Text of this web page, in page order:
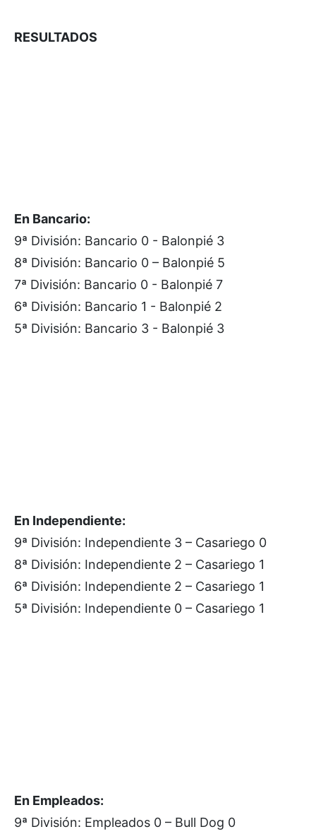
RESULTADOS
En Bancario:
9ª División: Bancario 0 - Balonpié 3
8ª División: Bancario 0 – Balonpié 5
7ª División: Bancario 0 - Balonpié 7
6ª División: Bancario 1 - Balonpié 2
5ª División: Bancario 3 - Balonpié 3
En Independiente:
9ª División: Independiente 3 – Casariego 0
8ª División: Independiente 2 – Casariego 1
6ª División: Independiente 2 – Casariego 1
5ª División: Independiente 0 – Casariego 1
En Empleados:
9ª División: Empleados 0 – Bull Dog 0